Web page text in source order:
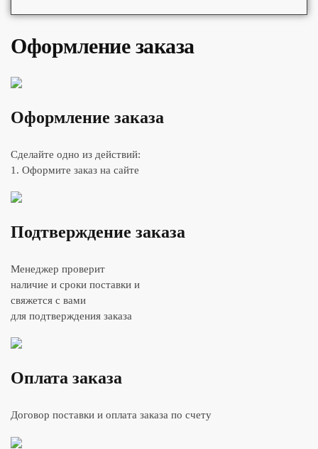
Оформление заказа
Оформление заказа
Сделайте одно из действий:
1. Оформите заказ на сайте
Подтверждение заказа
Менеджер проверит
наличие и сроки поставки и
свяжется с вами
для подтверждения заказа
Оплата заказа
Договор поставки и оплата заказа по счету